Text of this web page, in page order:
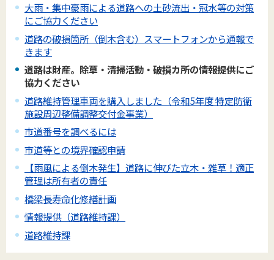
大雨・集中豪雨による道路への土砂流出・冠水等の対策
にご協力ください
道路の破損箇所（倒木含む）スマートフォンから通報で
きます
道路は財産。除草・清掃活動・破損カ所の情報提供にご
協力ください
道路維持管理車両を購入しました（令和5年度 特定防衛
施設周辺整備調整交付金事業）
市道番号を調べるには
市道等との境界確認申請
【雨風による倒木発生】道路に伸びた立木・雑草！適正
管理は所有者の責任
橋梁長寿命化修繕計画
情報提供（道路維持課）
道路維持課